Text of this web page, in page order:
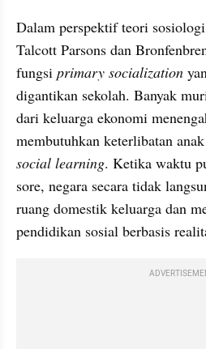
Dalam perspektif teori
Talcott Parsons dan
fungsi primary socialization
digantikan sekolah. Banyak
dari keluarga ekonomi
membutuhkan keterlibatan
social learning. Ketika waktu
sore, negara secara tidak
ruang domestik keluarga dan
pendidikan sosial berbasis